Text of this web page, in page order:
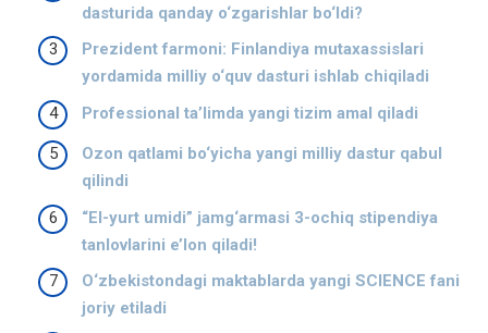
dasturida qanday o‘zgarishlar bo‘ldi?
Prezident farmoni: Finlandiya mutaxassislari
yordamida milliy o‘quv dasturi ishlab chiqiladi
Professional ta’limda yangi tizim amal qiladi
Ozon qatlami bo‘yicha yangi milliy dastur qabul
qilindi
“El-yurt umidi” jamg‘armasi 3-ochiq stipendiya
tanlovlarini e’lon qiladi!
O‘zbekistondagi maktablarda yangi SCIENCE fani
joriy etiladi